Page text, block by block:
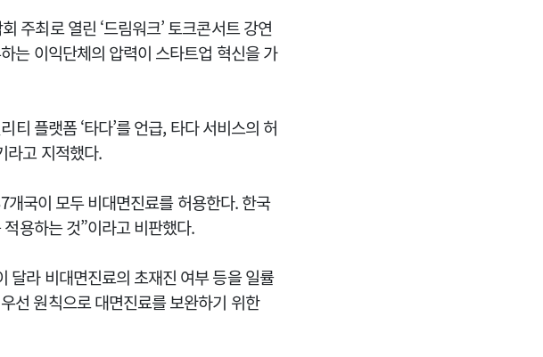
주최로 열린 ‘드림워크’ 토크콘서트 강연
는 이익단체의 압력이 스타트업 혁신을 가
플랫폼 ‘타다’를 언급, 타다 서비스의 허
라고 지적했다.
국이 모두 비대면진료를 허용한다. 한국
용하는 것”이라고 비판했다.
달라 비대면진료의 초재진 여부 등을 일률
선 원칙으로 대면진료를 보완하기 위한